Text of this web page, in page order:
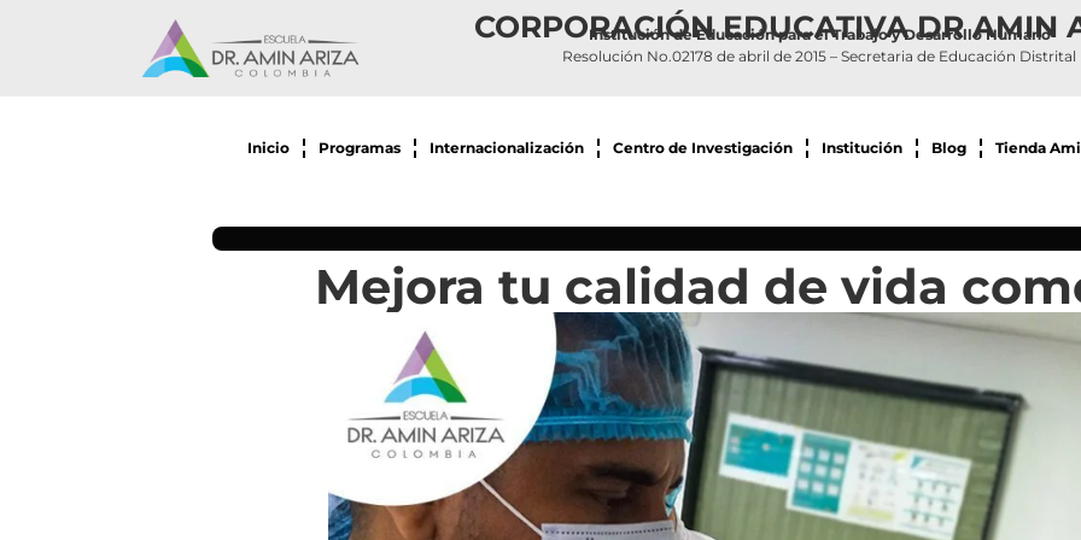
CORPORACIÓN EDUCATIVA DR AMIN
Institución de Educación para el Trabajo y Desarrollo Humano
Resolución No.02178 de abril de 2015 – Secretaria de Educación Distrital
Inicio Programas Internacionalización Centro de Investigación Institución Blog Tienda
Mejora tu calidad de vida